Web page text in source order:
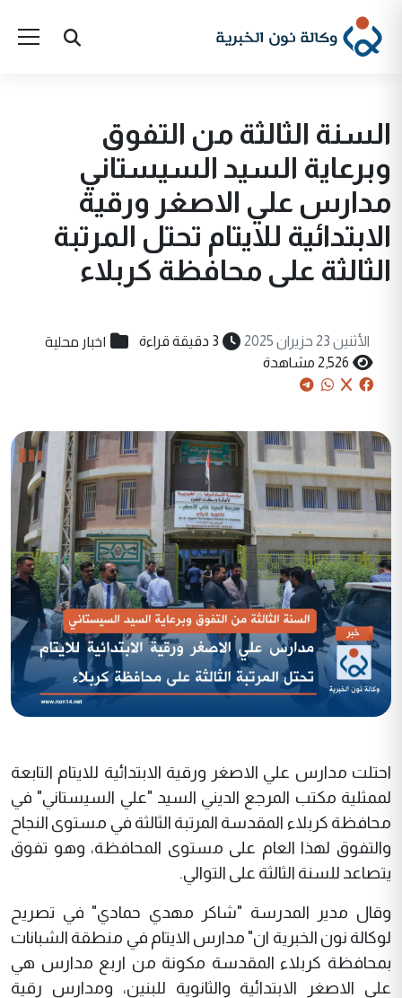
السنة الثالثة من التفوق
وبرعاية السيد السيستاني
مدارس علي الاصغر ورقية
الابتدائية للايتام تحتل المرتبة
الثالثة على محافظة كربلاء
الأثنين 23 حزيران 2025 3 دقيقة قراءة اخبار محلية
2,526 مشاهدة
احتلت مدارس علي الاصغر ورقية الابتدائية للايتام التابعة
لممثلية مكتب المرجع الديني السيد "علي السيستاني" في
محافظة كربلاء المقدسة المرتبة الثالثة في مستوى النجاح
والتفوق لهذا العام على مستوى المحافظة، وهو تفوق
يتصاعد للسنة الثالثة على التوالي.
وقال مدير المدرسة "شاكر مهدي حمادي" في تصريح
لوكالة نون الخبرية ان" مدارس الايتام في منطقة الشبانات
بمحافظة كربلاء المقدسة مكونة من اربع مدارس هي
علي الاصغر الابتدائية والثانوية للبنين، ومدارس رقية